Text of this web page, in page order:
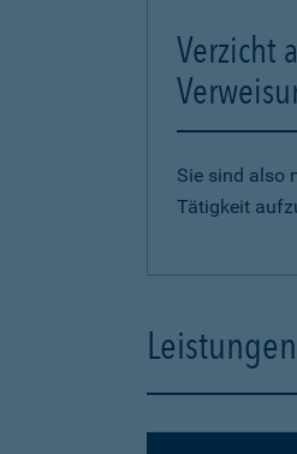
Verzicht
Sie sind also
Tätigkeit